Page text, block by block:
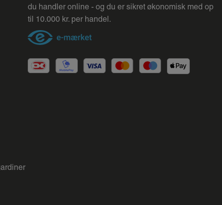
du handler online - og du er sikret økonomisk med op
til 10.000 kr. per handel.